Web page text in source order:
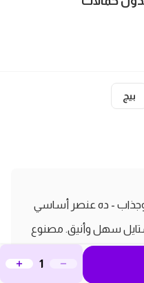
بيج
- ده عنصر أساسي
سهل وأنيق. مصنوع
بيحدد جسمك في الأماكن
تصميمه سهل الارتداء،